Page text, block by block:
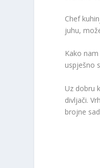
Chef
juhu,
Kako
uspješno
Uz dobru
divljači.
brojne